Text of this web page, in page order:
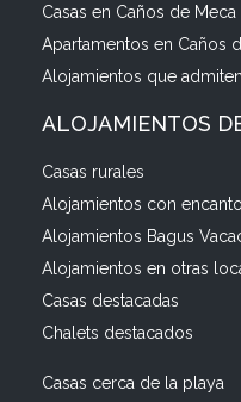
Casas en Caños de Meca
Apartamentos en Caños
Alojamientos que
ALOJAMIENTOS
Casas rurales
Alojamientos con encanto
Alojamientos Bagus
Alojamientos en otras
Casas destacadas
Chalets destacados
Casas cerca de la playa